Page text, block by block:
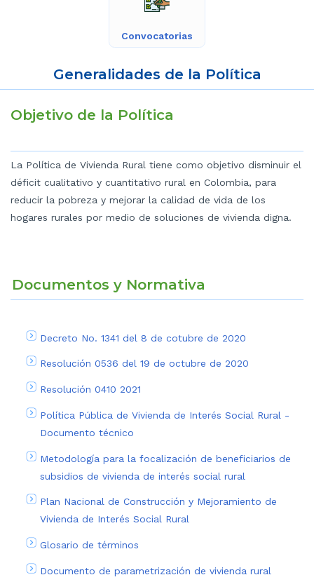
Convocatorias
Generalidades de la Política
Objetivo de la Política
La Política de Vivienda Rural tiene como objetivo disminuir el
déficit cualitativo y cuantitativo rural en Colombia, para
reducir la pobreza y mejorar la calidad de vida de los
hogares rurales por medio de soluciones de vivienda digna.
Documentos y Normativa
Decreto No. 1341 del 8 de cotubre de 2020
Resolución 0536 del 19 de octubre de 2020
Resolución 0410 2021
Política Pública de Vivienda de Interés Social Rural -
Documento técnico
Metodología para la focalización de beneficiarios de
subsidios de vivienda de interés social rural
Plan Nacional de Construcción y Mejoramiento de
Vivienda de Interés Social Rural
Glosario de términos
Documento de parametrización de vivienda rural